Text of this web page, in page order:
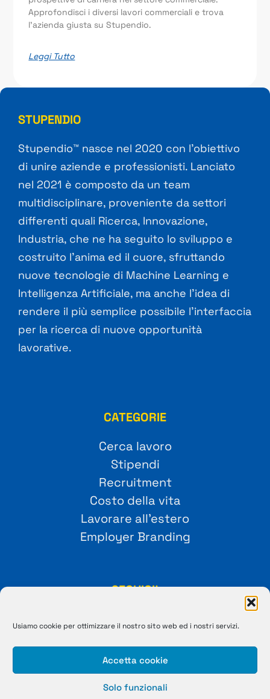
Usiamo cookie per ottimizzare il nostro sito web ed i nostri servizi.
Accetta cookie
Solo funzionali
Approfondisci i diversi lavori commerciali e trova
l’azienda giusta su Stupendio.
Leggi Tutto
STUPENDIO
Stupendio™ nasce nel 2020 con l’obiettivo
di unire aziende e professionisti. Lanciato
nel 2021 è composto da un team
multidisciplinare, proveniente da settori
differenti quali Ricerca, Innovazione,
Industria, che ne ha seguito lo sviluppo e
costruito l’anima ed il cuore, sfruttando
nuove tecnologie di Machine Learning e
Intelligenza Artificiale, ma anche l’idea di
rendere il più semplice possibile l’interfaccia
per la ricerca di nuove opportunità
lavorative.
CATEGORIE
Cerca lavoro
Stipendi
Recruitment
Costo della vita
Lavorare all’estero
Employer Branding
SEGUICI!